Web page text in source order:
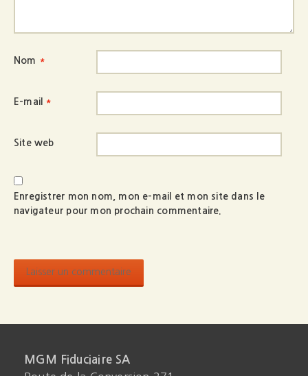
Nom *
E-mail *
Site web
Enregistrer mon nom, mon e-mail et mon site dans le
navigateur pour mon prochain commentaire.
MGM Fiduciaire SA